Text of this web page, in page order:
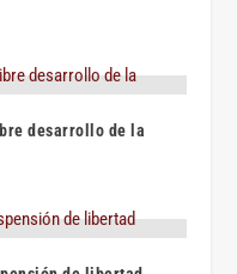
desarrollo de la